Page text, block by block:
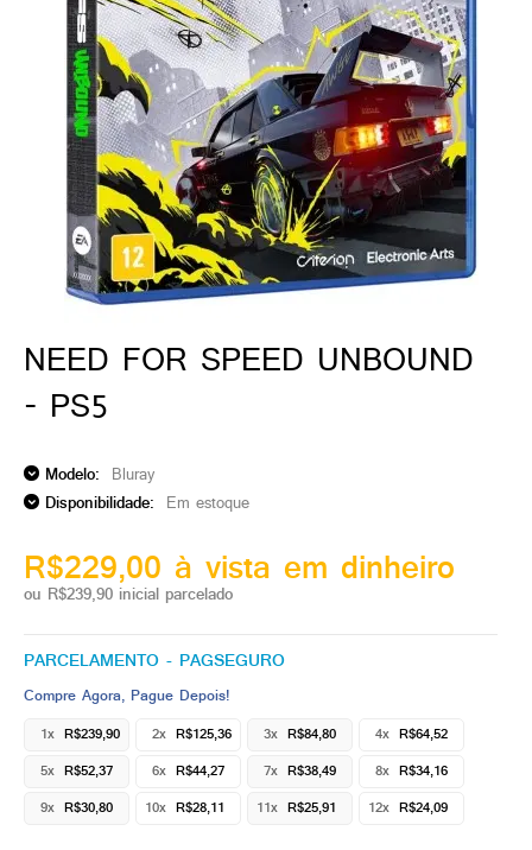
| Gift Card)
gamer)
NEED FOR SPEED UNBOUND
- PS5
Modelo: Bluray
Disponibilidade: Em estoque
R$229,00 à vista em dinheiro
ou R$239,90 inicial parcelado
PARCELAMENTO - PAGSEGURO
Compre Agora, Pague Depois!
1x R$239,90 2x R$125,36 3x R$84,80 4x R$64,52
5x R$52,37 6x R$44,27 7x R$38,49 8x R$34,16
9x R$30,80 10x R$28,11 11x R$25,91 12x R$24,09